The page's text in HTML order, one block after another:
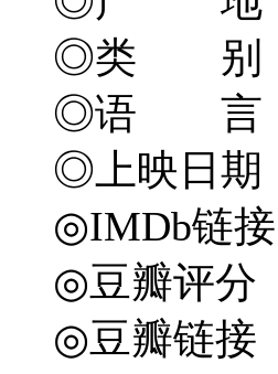
◎类 别
◎语 言
◎上映日期
◎IMDb链接
◎豆瓣评分
◎豆瓣链接